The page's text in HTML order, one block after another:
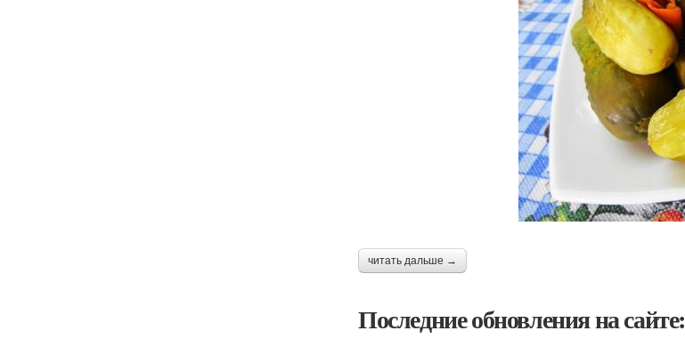
читать дальше →
Последние обновления на сайте: